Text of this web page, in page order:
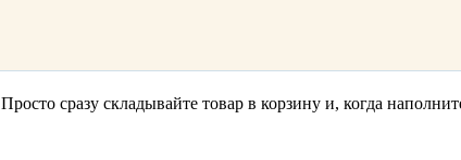
Просто сразу складывайте товар в корзину и, когда